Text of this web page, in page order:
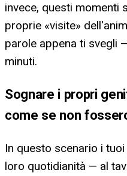
invece, questi momenti
proprie «visite»
parole appena ti svegli
minuti.
Sognare i propri
come se non
In questo scenario i
loro quotidianità — al